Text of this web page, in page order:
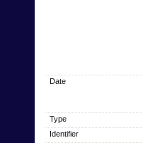
Date
Type
Identifier